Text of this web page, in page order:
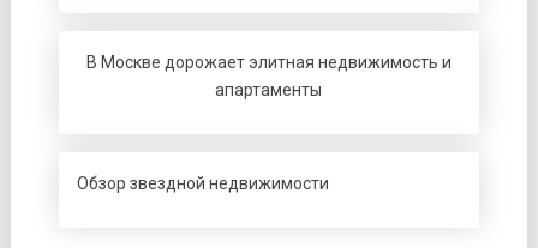
В Москве дорожает элитная недвижимость и
апартаменты
Обзор звездной недвижимости